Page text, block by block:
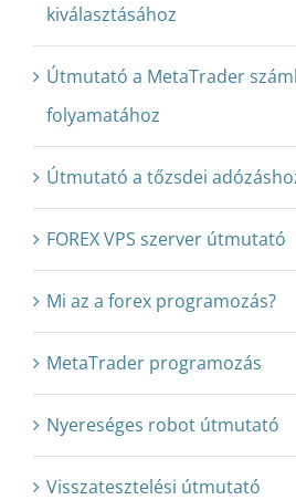
kiválasztásához
Útmutató a MetaTrader
folyamatához
Útmutató a tőzsdei
FOREX VPS szerver útmutató
Mi az a forex programozás?
MetaTrader programozás
Nyereséges robot útmutató
Visszatesztelési útmutató